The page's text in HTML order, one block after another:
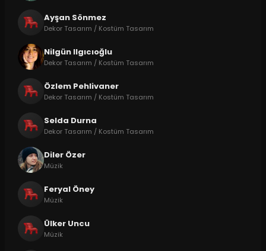
Ayşan Sönmez
Dekor Tasarım / Kostüm Tasarım
Nilgün Ilgıcıoğlu
Dekor Tasarım / Kostüm Tasarım
Özlem Pehlivaner
Dekor Tasarım / Kostüm Tasarım
Selda Durna
Dekor Tasarım / Kostüm Tasarım
Diler Özer
Müzik
Feryal Öney
Müzik
Ülker Uncu
Müzik